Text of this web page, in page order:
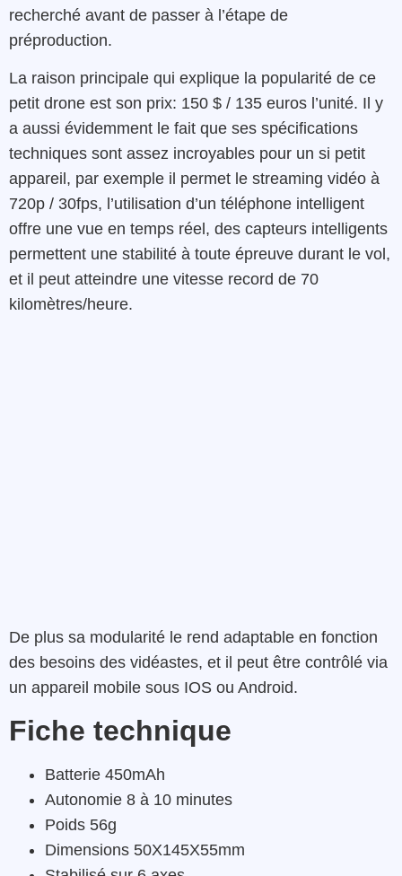
recherché avant de passer à l’étape de
préproduction.
La raison principale qui explique la popularité de ce
petit drone est son prix: 150 $ / 135 euros l’unité. Il y
a aussi évidemment le fait que ses spécifications
techniques sont assez incroyables pour un si petit
appareil, par exemple il permet le streaming vidéo à
720p / 30fps, l’utilisation d’un téléphone intelligent
offre une vue en temps réel, des capteurs intelligents
permettent une stabilité à toute épreuve durant le vol,
et il peut atteindre une vitesse record de 70
kilomètres/heure.
De plus sa modularité le rend adaptable en fonction
des besoins des vidéastes, et il peut être contrôlé via
un appareil mobile sous IOS ou Android.
Fiche technique
Batterie 450mAh
Autonomie 8 à 10 minutes
Poids 56g
Dimensions 50X145X55mm